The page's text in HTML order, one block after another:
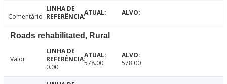
Comentário
Roads rehabilitated, Rural
Valor
0.00
578.00 578.00